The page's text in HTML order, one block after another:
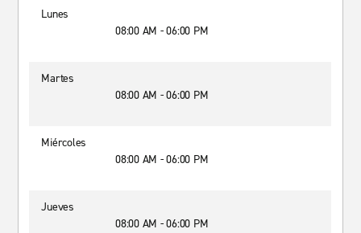
Lunes
08:00 AM - 06:00 PM
Martes
08:00 AM - 06:00 PM
Miércoles
08:00 AM - 06:00 PM
Jueves
08:00 AM - 06:00 PM